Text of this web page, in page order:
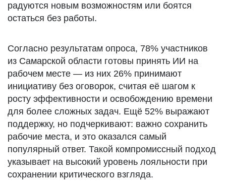
радуются новым возможностям или боятся
остаться без работы.
Согласно результатам опроса, 78% участников
из Самарской области готовы принять ИИ на
рабочем месте — из них 26% принимают
инициативу без оговорок, считая её шагом к
росту эффективности и освобождению времени
для более сложных задач. Ещё 52% выражают
поддержку, но подчеркивают: важно сохранить
рабочие места, и это оказался самый
популярный ответ. Такой компромиссный подход
указывает на высокий уровень лояльности при
сохранении критического взгляда.